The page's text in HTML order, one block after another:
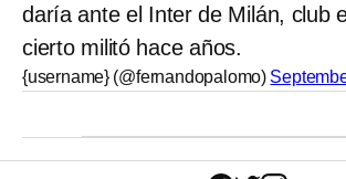
daría ante el Inter de Milán, club
cierto militó hace años.
{username} (@fernandopalomo)